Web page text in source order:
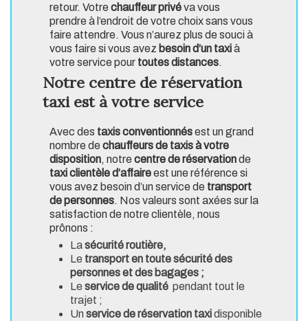
retour. Votre chauffeur privéva vous
prendre à l’endroit de votre choix sans vous
faire attendre. Vous n’aurez plus de souci à
vous faire si vous avez besoin d’un taxià
votre service pour toutes distances.
Notre centre de réservation
taxi est à votre service
Avec des taxis conventionnésest un grand
nombre de chauffeurs de taxis à votre
disposition, notre centre de réservationde
taxi clientèle d’affaireest une référence si
vous avez besoin d’un service de transport
de personnes. Nos valeurs sont axées sur la
satisfaction de notre clientèle, nous
prônons :
Lasécurité routière,
Le transport en toute sécurité des
personnes et des bagages ;
Le service de qualité pendant tout le
trajet ;
Un service de réservation taxidisponible